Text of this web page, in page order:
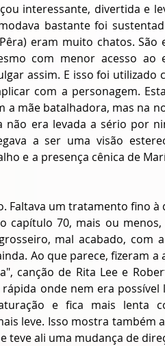
interessante, divertida e
bastante foi
eram muito chatos.
com menor acesso
assim. E isso foi
com a personagem.
a mãe batalhadora, mas na
não era levada a sério por
a ser uma visão
e a presença cênica de
Faltava um tratamento fino
capítulo 70, mais ou
mal acabado, com
Ao que parece, fizeram
canção de Rita Lee e
onde nem era
e fica mais lenta
leve. Isso mostra também
teve ali uma mudança de